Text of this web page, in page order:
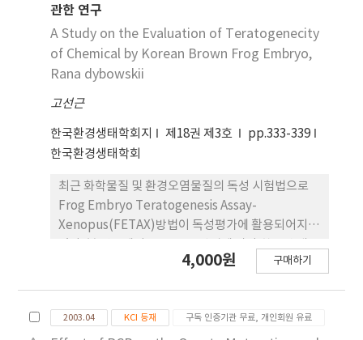
교적 낮은 농도인 1.0ppb에서 머리에서 꼬리까지의
성장을 저해하는 결과를 나타내어 이러한 배아의 성
장억제에 의 한 평가는 환경오염물질의 독성을 평가
하는 데 민감한 지표로 사용되어질 수 있을 것으로 생
각된다. 결론적으로 이러한 결과는 PCB가 산개구리
배아발생과정에 높은 독성을 지닌 것을 나타낸다.
관한 연구
A Study on the Evaluation of Teratogenecity
of Chemical by Korean Brown Frog Embryo,
Rana dybowskii
고선근
한국환경생태학회지 제18권 제3호
pp.333-339
한국환경생태학회
최근 화학물질 및 환경오염물질의 독성 시험법으로
Frog Embryo Teratogenesis Assay-
Xenopus(FETAX)방법이 독성평가에 활용되어지고
리 중 산개구리(Rana dybowskia)의 배아를 이용하
사하였다. NiCl2, Carbofuran, Diazinon에 따른
4,000원 구매하기
2003.04 KCI 등재 구독 인증기관 무료, 개인회원 유료